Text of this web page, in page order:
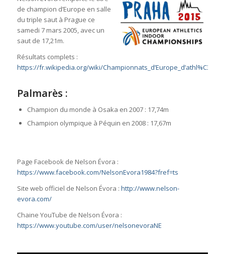
de champion d’Europe en salle
du triple saut à Prague ce
samedi 7 mars 2005, avec un
saut de 17,21m.
Résultats complets :
https://fr.wikipedia.org/wiki/
Palmarès :
Champion du monde à Osaka en 2007 : 17,74m
Champion olympique à Péquin en 2008 : 17,67m
Page Facebook de Nelson Évora :
https://www.facebook.com/NelsonEvora1984?fref=ts
Site web officiel de Nelson Évora : http://www.nelson-
evora.com/
Chaine YouTube de Nelson Évora :
https://www.youtube.com/user/nelsonevoraNE